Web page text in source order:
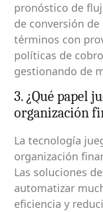
pronóstico de
de conversión
términos con
políticas de
gestionando de
3. ¿Qué papel
organización
La tecnología
organización
Las soluciones
automatizar
eficiencia y